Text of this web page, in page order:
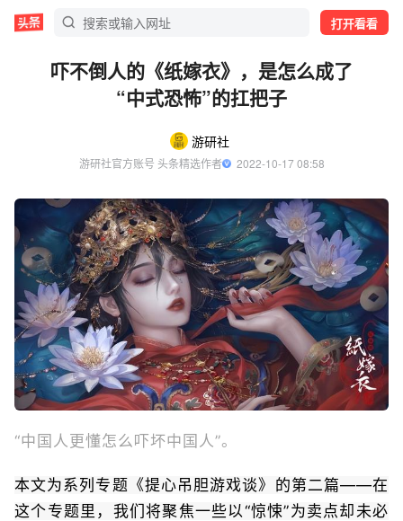
打开看看
吓不倒人的《纸嫁衣》，是怎么成了
“中式恐怖”的扛把子
游研社
游研社官方账号 头条精选作者
  2022-10-17 08:58
“中国人更懂怎么吓坏中国人”。
本文为系列专题《提心吊胆游戏谈》的第二篇——在
这个专题里，我们将聚焦一些以“惊悚”为卖点却未必